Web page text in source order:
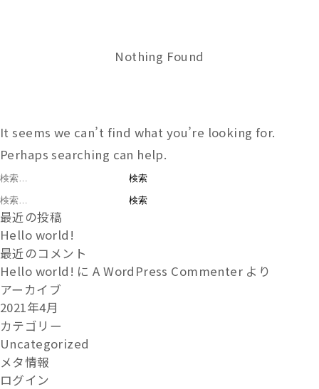
Nothing Found
It seems we can’t find what you’re looking for.
Perhaps searching can help.
検
索:
検
索:
最近の投稿
Hello world!
最近のコメント
Hello world! にA WordPress Commenter より
アーカイブ
2021年4月
カテゴリー
Uncategorized
メタ情報
ログイン